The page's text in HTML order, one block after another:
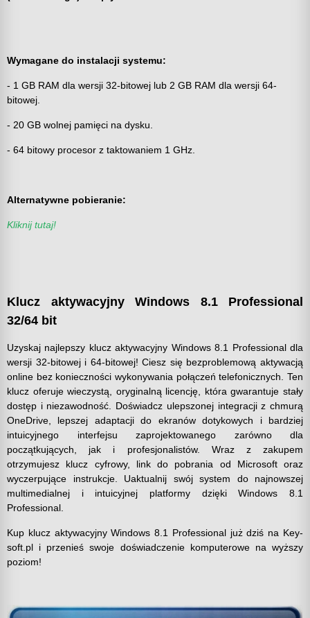
Wymagane do instalacji systemu:
- 1 GB RAM dla wersji 32-bitowej lub 2 GB RAM dla wersji 64-
bitowej.
- 20 GB wolnej pamięci na dysku.
- 64 bitowy procesor z taktowaniem 1 GHz.
Alternatywne pobieranie:
Kliknij tutaj!
Klucz aktywacyjny Windows 8.1 Professional
32/64 bit
Uzyskaj najlepszy klucz aktywacyjny Windows 8.1 Professional dla
wersji 32-bitowej i 64-bitowej! Ciesz się bezproblemową aktywacją
online bez konieczności wykonywania połączeń telefonicznych. Ten
klucz oferuje wieczystą, oryginalną licencję, która gwarantuje stały
dostęp i niezawodność. Doświadcz ulepszonej integracji z chmurą
OneDrive, lepszej adaptacji do ekranów dotykowych i bardziej
intuicyjnego interfejsu zaprojektowanego zarówno dla
początkujących, jak i profesjonalistów. Wraz z zakupem
otrzymujesz klucz cyfrowy, link do pobrania od Microsoft oraz
wyczerpujące instrukcje. Uaktualnij swój system do najnowszej
multimedialnej i intuicyjnej platformy dzięki Windows 8.1
Professional.
Kup klucz aktywacyjny Windows 8.1 Professional już dziś na Key-
soft.pl i przenieś swoje doświadczenie komputerowe na wyższy
poziom!